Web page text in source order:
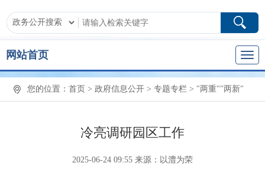
网站首页
您的位置： 首页 > 政府信息公开 > 专题专栏 > "两重""两新"
冷亮调研园区工作
2025-06-24 09:55 来源：以澧为荣